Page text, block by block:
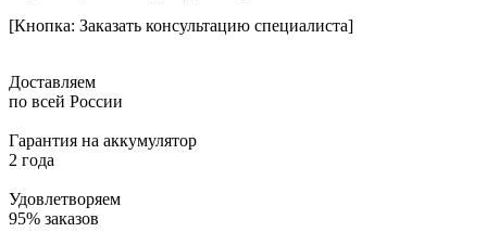
[Кнопка: Заказать консультацию специалиста]
Доставляем
по всей России
Гарантия на аккумулятор
2 года
Удовлетворяем
95% заказов